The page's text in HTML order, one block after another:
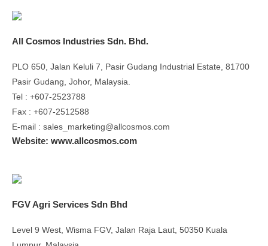
All Cosmos Industries Sdn. Bhd.
PLO 650, Jalan Keluli 7, Pasir Gudang Industrial Estate, 81700
Pasir Gudang, Johor, Malaysia.
Tel : +607-2523788
Fax : +607-2512588
E-mail : sales_marketing@allcosmos.com
Website: www.allcosmos.com
FGV Agri Services Sdn Bhd
Level 9 West, Wisma FGV, Jalan Raja Laut, 50350 Kuala